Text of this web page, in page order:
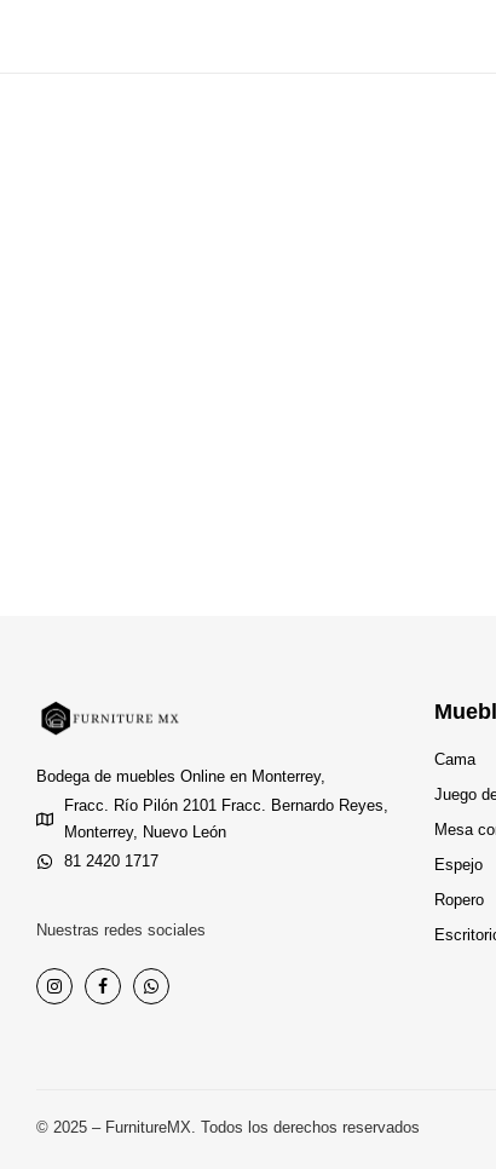
Bodega de muebles Online en Monterrey,
Fracc. Río Pilón 2101 Fracc. Bernardo Reyes,
Monterrey, Nuevo León
81 2420 1717
Nuestras redes sociales
Cama
Juego
Mesa
Espejo
Ropero
© 2025 – FurnitureMX. Todos los derechos reservados